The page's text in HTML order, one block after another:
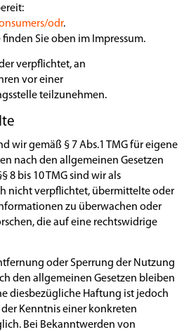
odr.
finden Sie oben im Impressum.
verpflichtet, an
vor einer
teilzunehmen.
wir gemäß § 7 Abs.1 TMG für eigene
nach den allgemeinen Gesetzen
8 bis 10 TMG sind wir als
nicht verpflichtet, übermittelte oder
zu überwachen oder
die auf eine rechtswidrige
oder Sperrung der Nutzung
den allgemeinen Gesetzen bleiben
diesbezügliche Haftung ist jedoch
Kenntnis einer konkreten
Bei Bekanntwerden von